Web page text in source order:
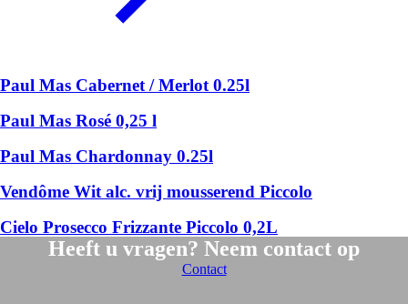
Paul Mas Cabernet / Merlot 0.25l
Paul Mas Rosé 0,25 l
Paul Mas Chardonnay 0.25l
Vendôme Wit alc. vrij mousserend Piccolo
Cielo Prosecco Frizzante Piccolo 0,2L
Heeft u vragen? Neem contact op
Contact